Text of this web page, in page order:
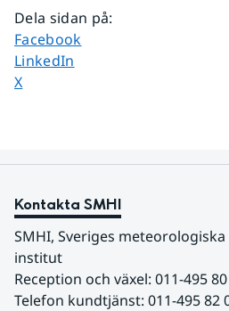
Dela sidan på:
Dela sidan på
Facebook
Dela sidan på
LinkedIn
Dela sidan på
X
Kontakta SMHI
SMHI, Sveriges
institut
Reception och växel: 011-495
Telefon kundtjänst: 011-495 82